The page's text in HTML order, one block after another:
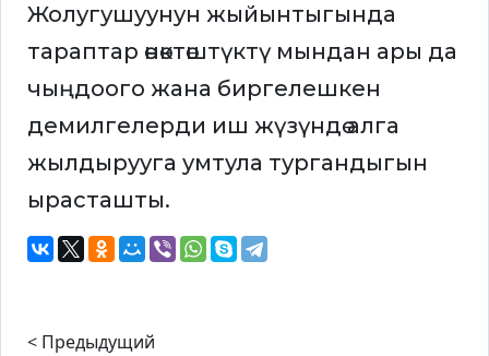
Жолугушуунун жыйынтыгында
тараптар өнөктөштүктү мындан ары да
чыңдоого жана биргелешкен
демилгелерди иш жүзүндө алга
жылдырууга умтула тургандыгын
ырасташты.
< Предыдущий